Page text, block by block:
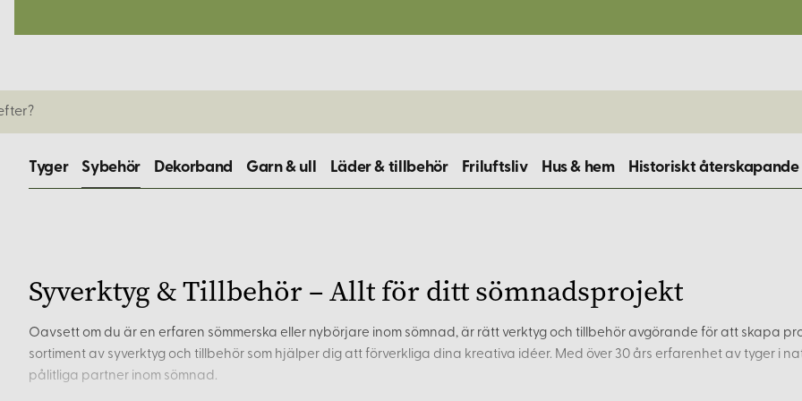
Tyger Sybehör Dekorband Garn & ull Läder & tillbehör Friluftsliv Hus & hem Historiskt återskapande
Syverktyg & Tillbehör – Allt för ditt sömnadsprojekt
Oavsett om du är en erfaren sömmerska eller nybörjare inom sömnad, är rätt verktyg och tillbehör avgörande för att skapa
sortiment av syverktyg och tillbehör som hjälper dig att förverkliga dina kreativa idéer. Med över 30 års erfarenhet av tyger i
pålitliga partner inom sömnad.